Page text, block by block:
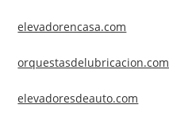
elevadorencasa.com
orquestasdelubricacion.com
elevadoresdeauto.com